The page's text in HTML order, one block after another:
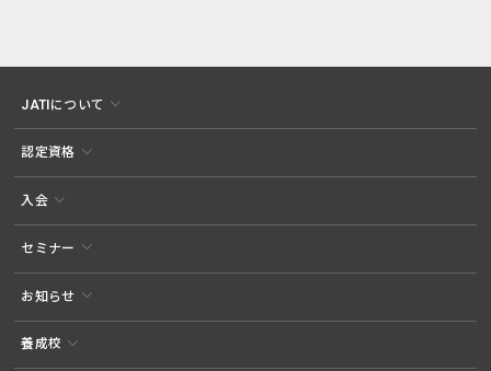
JATIについて
認定資格
入会
セミナー
お知らせ
養成校